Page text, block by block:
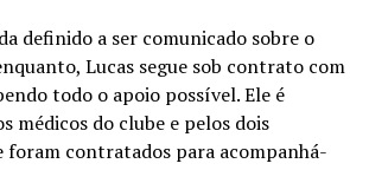
definido a ser comunicado sobre o
Lucas segue sob contrato com
todo o apoio possível. Ele é
médicos do clube e pelos dois
foram contratados para acompanhá-